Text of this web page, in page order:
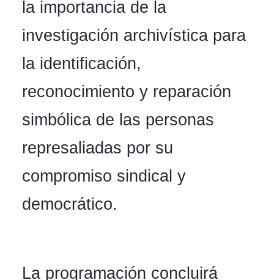
la importancia de la
investigación archivística para
la identificación,
reconocimiento y reparación
simbólica de las personas
represaliadas por su
compromiso sindical y
democrático.
La programación concluirá